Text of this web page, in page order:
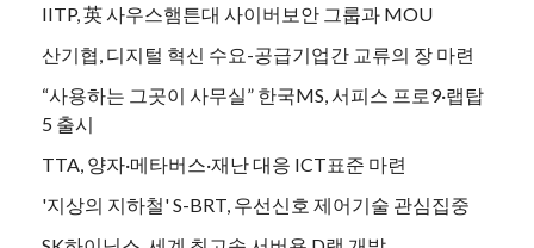
IITP, 英 사우스햄튼대 사이버보안 그룹과 MOU
산기협, 디지털 혁신 수요-공급기업간 교류의 장 마련
“사용하는 그곳이 사무실” 한국MS, 서피스 프로9·랩탑
5 출시
TTA, 양자·메타버스·재난 대응 ICT표준 마련
'지상의 지하철' S-BRT, 우선신호 제어기술 관심집중